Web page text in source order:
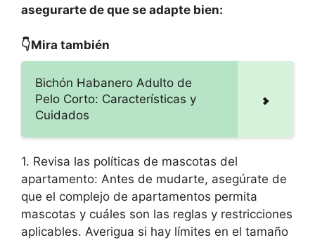
asegurarte de que se adapte bien:
👇Mira también
Bichón Habanero Adulto de
Pelo Corto: Características y
Cuidados
1. Revisa las políticas de mascotas del
apartamento: Antes de mudarte, asegúrate de
que el complejo de apartamentos permita
mascotas y cuáles son las reglas y restricciones
aplicables. Averigua si hay límites en el tamaño